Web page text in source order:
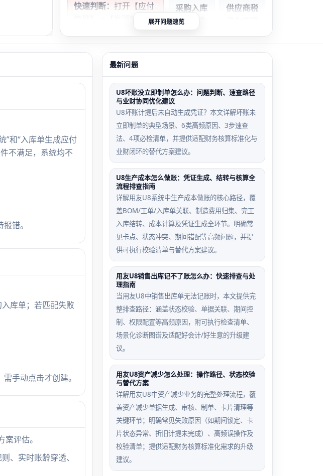
快速判断：打开【应付
管理】→【发票管理】
→【专用发票】，筛选
“未匹配”状态发票数＞0
→ 问题集中在匹配环
节；若为0但应付单仍
为空 → 问题在采购配
置或期间控制。
采购入库
未勾选生
成应付场
景
核时未勾
选“生成
应付”，
导致后续
发票无法
匹配源头
供应商税
致匹配中
断场景
后强制校
验税号，
空值发票
审核后不
触发应付
跨期间发
票审核触
发账务断
点场景
发票审核
日期在未
计期间，
应付单生
成但无法
记账
付款单币
种与应付
单不一致
场景
应付单为
USD，
CNY，下
拉列表自
动过滤该
应付单
展开问题速览
”和“入库单生成应付
不满足，系统均不
错。
库单；若匹配失败
手动点击才创建。
评估。
、实时账龄穿透、
最新问题
U8坏账没立即制单怎么办：问题判断、速查路径
与业财协同优化建议
U8坏账计提后未自动生成凭证？本文详解坏账未
立即制单的典型场景、6类高频原因、3步速查
法、4项必检清单，并提供适配财务核算标准化与
业财闭环的替代方案建议。
U8生产成本怎么做账：凭证生成、结转与核算全
流程排查指南
详解用友U8系统中生产成本做账的核心路径，覆
盖BOM/工单/入库单关联、制造费用归集、完工
入库结转、成本计算及凭证生成全环节。明确常
见卡点、状态冲突、期间错配等高频问题，并提
供可执行校验清单与替代方案建议。
用友U8销售出库记不了账怎么办：快速排查与处
理指南
当用友U8中销售出库单无法记账时，本文提供完
整排查路径：涵盖状态校验、单据关联、期间控
制、权限配置等高频原因，附可执行检查清单、
场景化诊断图谱及适配好会计/好生意的升级建
议。
用友U8资产减少怎么处理：操作路径、状态校验
与替代方案
详解用友U8中资产减少业务的完整处理流程，覆
盖资产减少单据生成、审核、制单、卡片清理等
关键环节；明确常见失败原因（如期间锁定、卡
片状态异常、折旧计提未完成）、高频误操作及
校验清单；提供适配财务核算标准化需求的升级
建议。